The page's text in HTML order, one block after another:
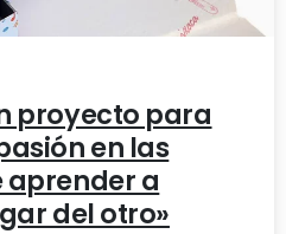
proyecto para
en las
aprender a
del otro»